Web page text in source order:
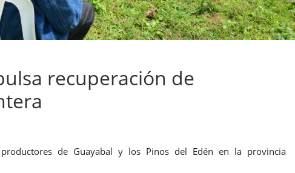
recuperación de
de Guayabal y los Pinos del Edén en la provincia